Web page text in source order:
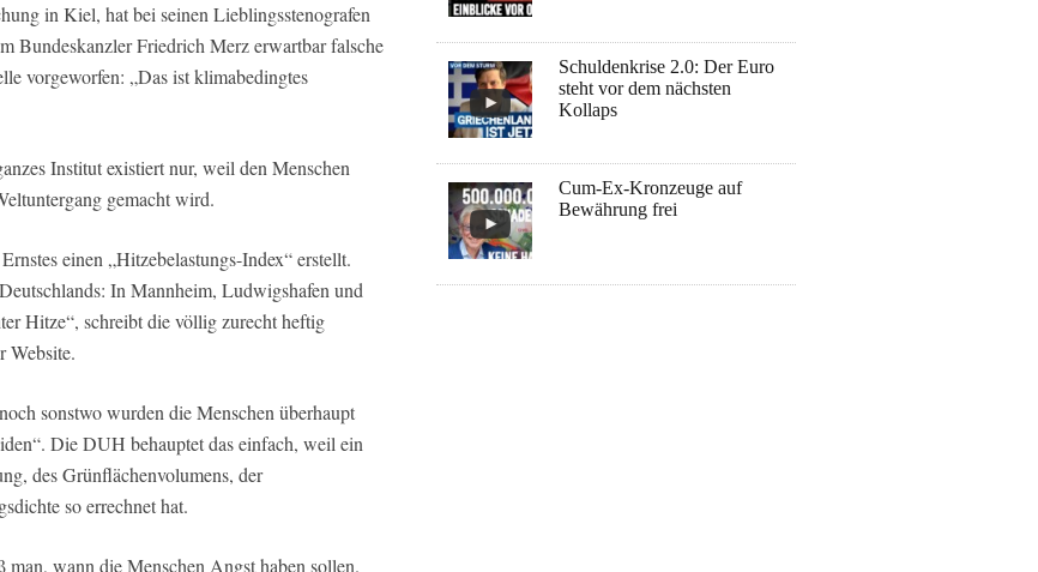
in Kiel, hat bei seinen Lieblingsstenografen
Bundeskanzler Friedrich Merz erwartbar falsche
vorgeworfen: „Das ist klimabedingtes
Institut existiert nur, weil den Menschen
gemacht wird.
einen „Hitzebelastungs-Index“ erstellt.
In Mannheim, Ludwigshafen und
Hitze“, schreibt die völlig zurecht heftig
Website.
sonstwo wurden die Menschen überhaupt
Die DUH behauptet das einfach, weil ein
des Grünflächenvolumens, der
so errechnet hat.
wann die Menschen Angst haben sollen.
Schuldenkrise 2.0: Der Euro
steht vor dem nächsten
Kollaps
Cum-Ex-Kronzeuge auf
Bewährung frei